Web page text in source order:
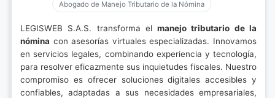
Abogado de Manejo Tributario de la Nómina
LEGISWEB S.A.S. transforma elmanejo tributario de la
nómina con asesorías virtuales especializadas. Innovamos
en servicios legales, combinando experiencia y tecnología,
para resolver eficazmente sus inquietudes fiscales. Nuestro
compromiso es ofrecer soluciones digitales accesibles y
confiables, adaptadas a sus necesidades empresariales,